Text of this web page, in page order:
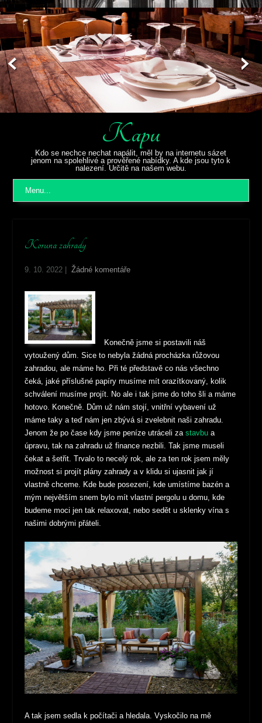
Kapu
Kdo se nechce nechat napálit, měl by na internetu sázet
jenom na spolehlivé a prověřené nabídky. A kde jsou tyto k
nalezení. Určitě na našem webu.
Menu...
Koruna zahrady
9. 10. 2022 |Žádné komentáře
Konečně jsme si postavili náš
vytoužený dům. Sice to nebyla žádná procházka růžovou
zahradou, ale máme ho. Při té představě co nás všechno
čeká, jaké příslušné papíry musíme mít orazítkovaný, kolik
schválení musíme projít. No ale i tak jsme do toho šli a máme
hotovo. Konečně. Dům už nám stojí, vnitřní vybavení už
máme taky a teď nám jen zbývá si zvelebnit naši zahradu.
Jenom že po čase kdy jsme peníze utráceli zastavbu a
úpravu, tak na zahradu už finance nezbili. Tak jsme museli
čekat a šetřit. Trvalo to necelý rok, ale za ten rok jsem měly
možnost si projít plány zahrady a v klidu si ujasnit jak jí
vlastně chceme. Kde bude posezení, kde umístíme bazén a
mým největším snem bylo mít vlastní pergolu u domu, kde
budeme moci jen tak relaxovat, nebo sedět u sklenky vína s
našimi dobrými přáteli.
A tak jsem sedla k počítači a hledala. Vyskočilo na mě